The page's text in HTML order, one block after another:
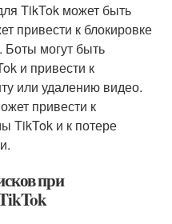
TikTok может быть
привести к блокировке
Боты могут быть
и привести к
или удалению видео.
привести к
TikTok и к потере
при